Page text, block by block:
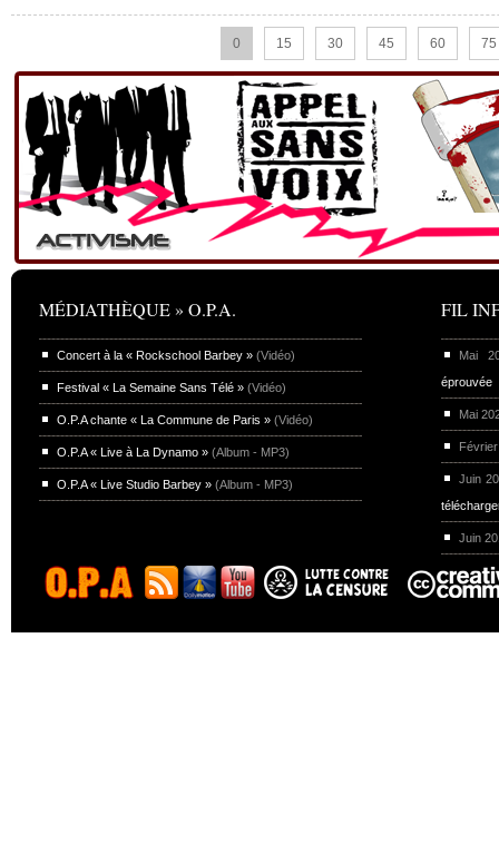
0 15 30 45 60 75
MÉDIATHÈQUE » O.P.A.
Concert à la « Rockschool Barbey » (Vidéo)
Festival « La Semaine Sans Télé » (Vidéo)
O.P.A chante « La Commune de Paris » (Vidéo)
O.P.A « Live à La Dynamo » (Album - MP3)
O.P.A « Live Studio Barbey » (Album - MP3)
FIL
Mai
éprouvée
Mai
Juin
Juin